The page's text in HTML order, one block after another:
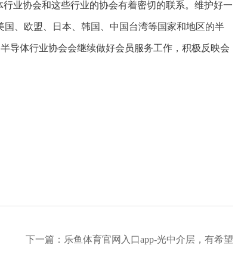
业协会和这些行业的协会有着密切的联系。维护好一
、欧盟、日本、韩国、中国台湾等国家和地区的半
导体行业协会会继续做好会员服务工作，积极反映会
下一篇：乐鱼体育官网入口app-光中介层，有希望